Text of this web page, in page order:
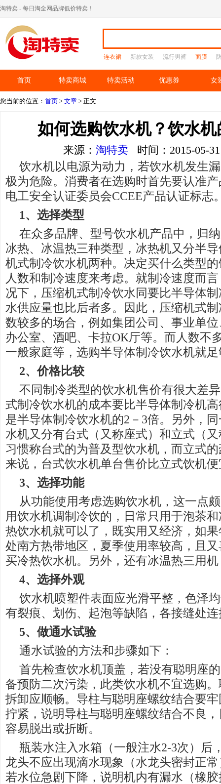
淘特卖 - 每日淘全网品牌低价特卖！
连衣裙 新款女装 流行男裤 面膜
首页 特卖商城 特卖活动 优惠券 女
您当前的位置： 首页 > 文章 > 正文
如何选购饮水机？饮水
来源： 淘特卖 时间：2015-05-
饮水机以电源为动力，若饮水机发生
极为危险。消费者在选购时首先要认准
电工安全认证委员会CCEE产品认证标志
1、 选择类型
在众多品牌、型号饮水机产品中，归
冰热、冰温热三种类型，冰热机又分半
机式制冷饮水机两种。决定买什么类型
人数和制冷速度来考虑。就制冷速度而
况下，压缩机式制冷饮水同要比半导体
水供应量也比后者多。因此，压缩机式
数较多的场合，例如集团公司、事业单
办公室、酒吧、卡拉OK厅等。而人数不
一般家庭等，选购半导体制冷饮水机就
2、价格比较
不同制冷类型的饮水机售价有很大差
式制冷饮水机的成本要比半导体制冷机
是半导体制冷饮水机的2－3倍。另外，
水机又分有台式（又称座式）和立式（
习惯称台式的为普及型饮水机，而立式
来说，台式饮水机单台售价比立式饮机便
3、 选择功能
从功能使用考虑选购饮水机，这一点
用饮水机调制冷饮的，日常只用于泡茶
热饮水机就可以了，既实用又经济，如
处南方热带地区，夏季使用率较高，且
买冷热饮水机。另外，还有冰温热三用
4、 选择外观
饮水机喷塑件表面应光滑平整，色泽
有裂痕、划伤、起泡等缺陷，各接缝处
5、做通水试验
通水试验的方法和步骤如下：
首先检查饮水机顶盖，若没有聪明座
备预防二次污染，此类饮水机不宜选购
拆卸应顺畅。导柱与聪明座螺纹结合要
拧紧，说明导柱与聪明座螺纹结合不良
容易脱出或折断。
瓶装水注入水箱（一般注水2-3次）后
龙头不应出现滴水现象（水龙头密封正
若水位急剧下降，说明机内有漏水（橡